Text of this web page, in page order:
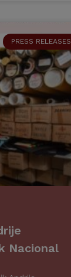
PRESS RELEASES
Nacional